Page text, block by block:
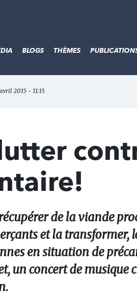
BLOGS THÈMES
2015 - 11:15
de la viande
et la transformer,
en situation de
un concert de musique